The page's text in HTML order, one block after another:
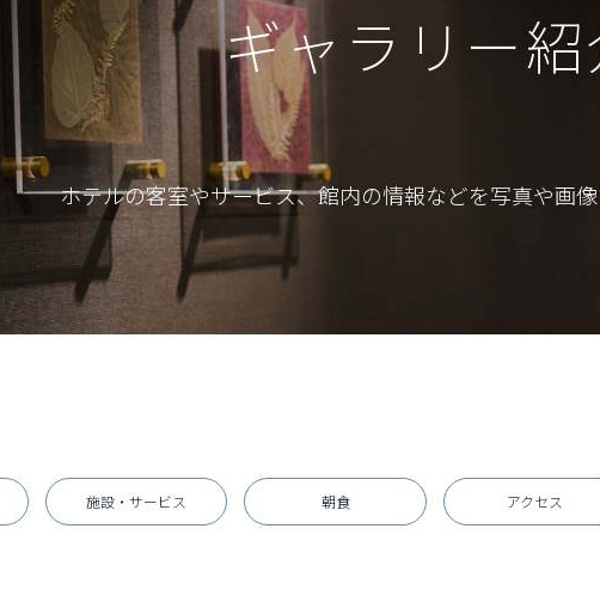
ギャラリー紹
ホテルの客室やサービス、館内の情報などを写真や画
施設・サービス 朝食 アクセス